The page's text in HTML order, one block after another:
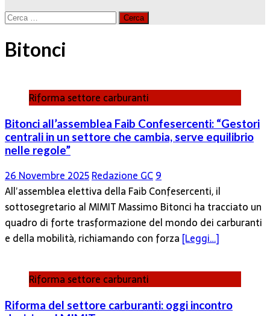
Ricerca
Bitonci
Riforma settore carburanti
Bitonci all’assemblea Faib Confesercenti: “Gestori
centrali in un settore che cambia, serve equilibrio
nelle regole”
26 Novembre 2025Redazione GC9
All’assemblea elettiva della Faib Confesercenti, il
sottosegretario al MIMIT Massimo Bitonci ha tracciato un
quadro di forte trasformazione del mondo dei carburanti
e della mobilità, richiamando con forza [Leggi…]
Riforma settore carburanti
Riforma del settore carburanti: oggi incontro